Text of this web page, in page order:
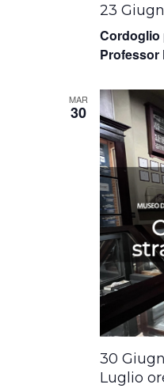
Cordoglio
Professor
23
MAR
30
30
Luglio